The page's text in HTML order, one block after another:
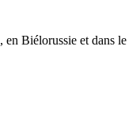
Biélorussie et dans le